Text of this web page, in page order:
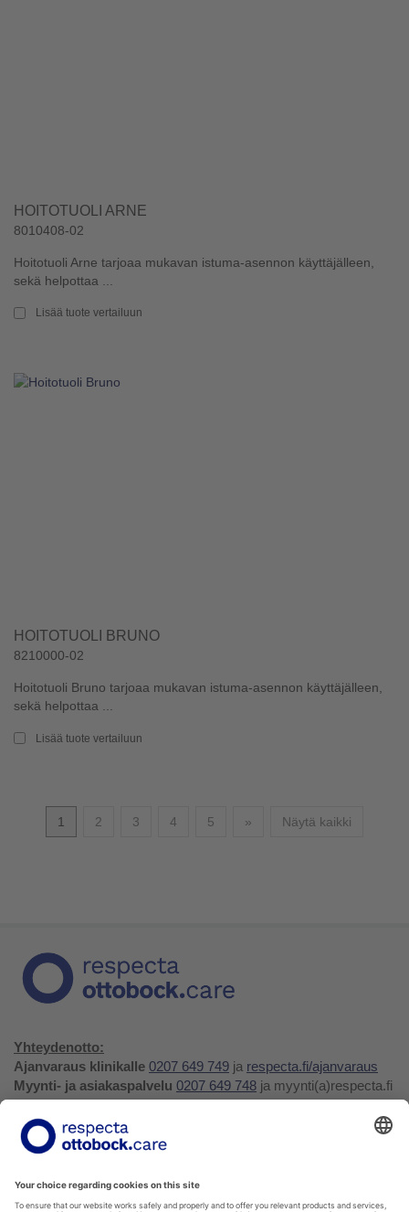
HOITOTUOLI ARNE
8010408-02
Hoitotuoli Arne tarjoaa mukavan istuma-asennon käyttäjälleen,
sekä helpottaa ...
Lisää tuote vertailuun
HOITOTUOLI BRUNO
8210000-02
Hoitotuoli Bruno tarjoaa mukavan istuma-asennon käyttäjälleen,
sekä helpottaa ...
Lisää tuote vertailuun
1 2 3 4 5 » SeuraavaNäytä kaikki
Yhteydenotto:
Ajanvaraus klinikalle 0207 649 749 ja respecta.fi/ajanvaraus
Myynti- ja asiakaspalvelu 0207 649 748 ja myynti(a)respecta.fi
Huolto- ja varaosapalvelu 0207 649 747, huolto(a)respecta.fi
tai huollon ja varaosien
Yhteystiedot ja palaute
Verkkokauppa
Tietosuojakäytäntö
Privacy Policy Ilmoittajansuojelu